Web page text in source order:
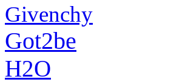
Givenchy
Got2be
H2O